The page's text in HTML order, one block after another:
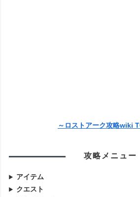
～ロストアーク攻略wiki
攻略メニュー
アイテム
クエスト